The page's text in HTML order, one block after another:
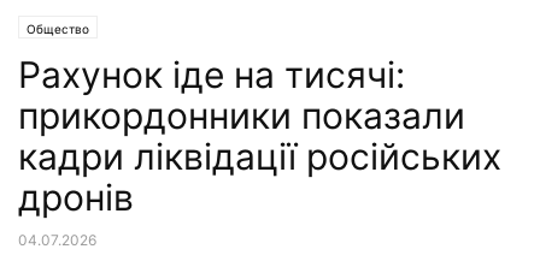
Общество
Рахунок іде на тисячі:
прикордонники показали
кадри ліквідації російських
дронів
04.07.2026